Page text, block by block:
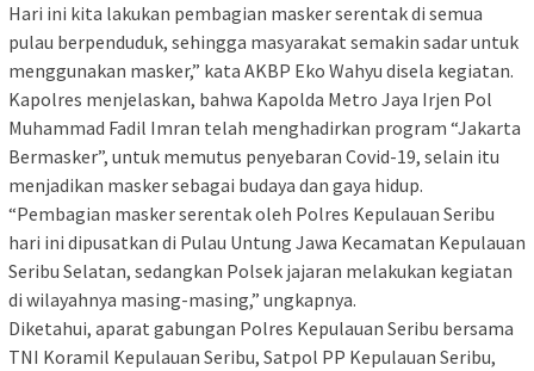
Hari ini kita lakukan pembagian masker serentak di semua
pulau berpenduduk, sehingga masyarakat semakin sadar untuk
menggunakan masker,” kata AKBP Eko Wahyu disela kegiatan.
Kapolres menjelaskan, bahwa Kapolda Metro Jaya Irjen Pol
Muhammad Fadil Imran telah menghadirkan program “Jakarta
Bermasker”, untuk memutus penyebaran Covid-19, selain itu
menjadikan masker sebagai budaya dan gaya hidup.
“Pembagian masker serentak oleh Polres Kepulauan Seribu
hari ini dipusatkan di Pulau Untung Jawa Kecamatan Kepulauan
Seribu Selatan, sedangkan Polsek jajaran melakukan kegiatan
di wilayahnya masing-masing,” ungkapnya.
Diketahui, aparat gabungan Polres Kepulauan Seribu bersama
TNI Koramil Kepulauan Seribu, Satpol PP Kepulauan Seribu,